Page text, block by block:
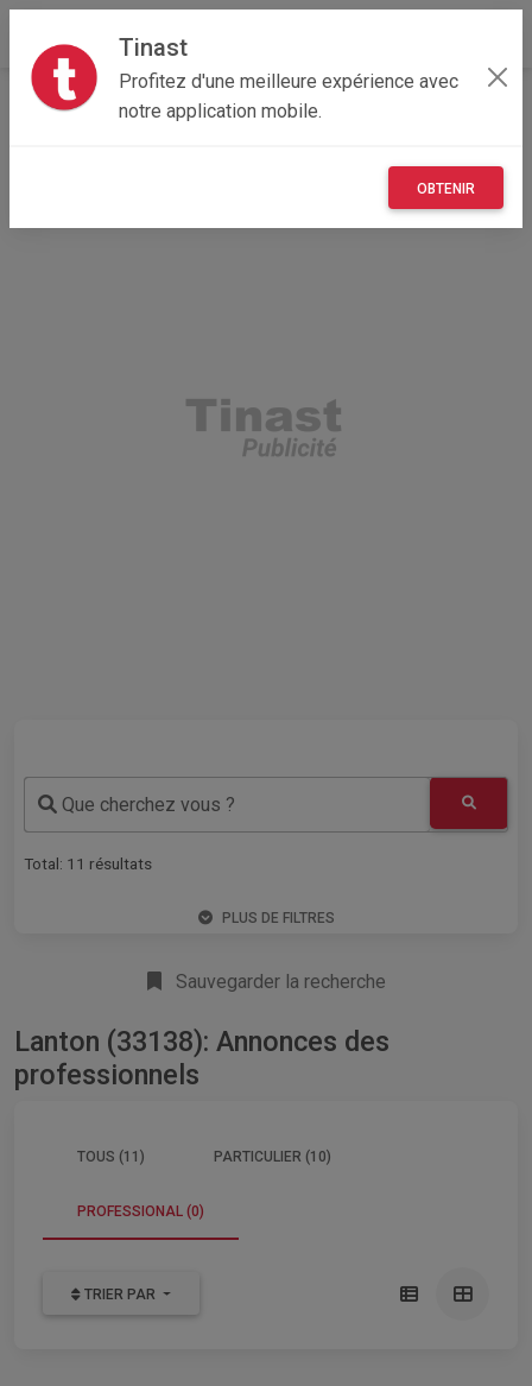
Tinast
Profitez d'une meilleure expérience avec
notre application mobile.
OBTENIR
Accueil Recherche
Professionnel
Que cherchez vous ?
Total: 11 résultats
PLUS DE FILTRES
Sauvegarder la recherche
Lanton (33138): Annonces des
professionnels
TOUS (11) PARTICULIER (10)
PROFESSIONAL (0)
TRIER PAR